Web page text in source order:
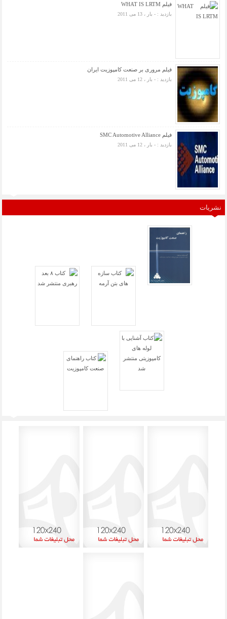
نشریات
فیلم WHAT IS LRTM
بازدید : - بار ، 13 می 2011
فیلم مروری بر صنعت کامپوزیت ایران
بازدید : - بار ، 12 می 2011
فیلم SMC Automotive Alliance
بازدید : - بار ، 12 می 2011